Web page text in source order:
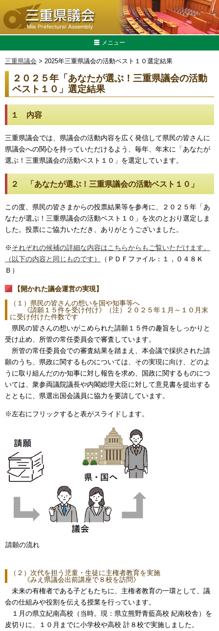
メニュー
三重県議会 > 2025年三重県議会の活動ベスト１０選定結果
２０２５年「あなたが選ぶ！三重県議会の活動
ベスト１０」選定結果
１ 内容
三重県議会では、県議会の活動内容を広く発信して県民の皆さんに
県議会への関心を持っていただけるよう、毎年、年末に「あなたが
選ぶ！三重県議会の活動ベスト１０」を選定しています。
２ 「あなたが選ぶ！三重県議会の活動ベスト１０」
この度、県民の皆さまからの投票結果等を参考に、２０２５年「あ
なたが選ぶ！三重県議会の活動ベスト１０」を次のとおり選定しま
した。投票にご協力いただき、ありがとうございました。
※それぞれの候補の詳細な内容はこちらからもご覧いただけます。
（以下の内容と同じものです）
（ＰＤＦファイル：１，０４８Ｋ
Ｂ）
【開かれた議会運営の実現】
（１）県民の皆さんの想いを国や知事等へ
《請願１５件を受け付け》（注）２０２５年１月～１０月末
に受け付けた件数です
県民の皆さんの想いがこめられた請願１５件の趣旨をしっかりと
受け止め、所管の常任委員会で審査しています。
所管の常任委員会での審査結果を踏まえ、本会議で採択された請
願のうち、県政に関するものについては、その実現に向け、どのよ
うに取り組んだのか知事に対し報告を求め、国政に関するものにつ
いては、衆参両議院議長や内閣総理大臣に対して意見書を提出する
とともに、県選出国会議員に協力を要請しています。
※左右にフリックすると表がスライドします。
請願の流れ
（２）次代を担う児童・生徒に主権者教育を実施
《みえ県議会出前講座で８校を訪問》
未来の有権者である子どもたちに、主権者教育の一環として、議
会の仕組みや役割を伝える授業を行っています。
１月の県立紀南高校（当時。現：県立熊野青藍高校 紀南校舎）を
皮切りに、１０月までに小学校や高校 計８校で実施しました。